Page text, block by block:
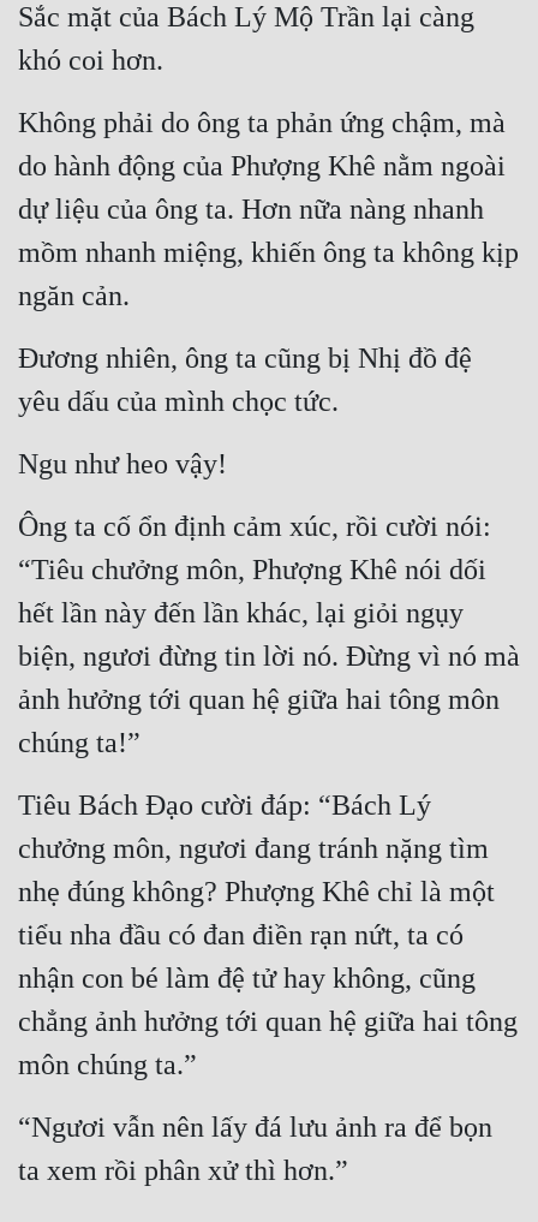
Phương Tây
Quan Trường
Quân Sự
Sảng Văn
Thanh Xuân
Tiên Hiệp
Tiểu Thuyết
Trinh Thám
Triều Đấu
Trùng Sinh
Trọng Sinh
Tu Chân
Tu Tiên
Tội Phạm
Vô Địch
Võ Hiệp
Võng Du
Xuyên Không
Xuyên Thư
Sắc mặt của Bách Lý Mộ Trần lại càng
khó coi hơn.
Không phải do ông ta phản ứng chậm, mà
do hành động của Phượng Khê nằm ngoài
dự liệu của ông ta. Hơn nữa nàng nhanh
mồm nhanh miệng, khiến ông ta không kịp
ngăn cản.
Đương nhiên, ông ta cũng bị Nhị đồ đệ
yêu dấu của mình chọc tức.
Ngu như heo vậy!
Ông ta cố ổn định cảm xúc, rồi cười nói:
“Tiêu chưởng môn, Phượng Khê nói dối
hết lần này đến lần khác, lại giỏi ngụy
biện, ngươi đừng tin lời nó. Đừng vì nó mà
ảnh hưởng tới quan hệ giữa hai tông môn
chúng ta!”
Tiêu Bách Đạo cười đáp: “Bách Lý
chưởng môn, ngươi đang tránh nặng tìm
nhẹ đúng không? Phượng Khê chỉ là một
tiểu nha đầu có đan điền rạn nứt, ta có
nhận con bé làm đệ tử hay không, cũng
chẳng ảnh hưởng tới quan hệ giữa hai tông
môn chúng ta.”
“Ngươi vẫn nên lấy đá lưu ảnh ra để bọn
ta xem rồi phân xử thì hơn.”